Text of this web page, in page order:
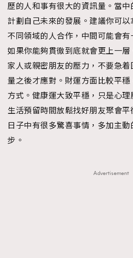
歷的人和事有很大的資訊量。當
計劃自己未來的發展。建議你可
不同領域的人合作，中間可能會
如果你能夠貫徹到底就會更上一
家人或親密朋友的壓力，不要急
量之後才應對。財運方面比較平
方式。健康運大致平穩，只是心
生活預留時間放鬆找好朋友聚會
日子中有很多驚喜事情，多加主
步。
Advertisement